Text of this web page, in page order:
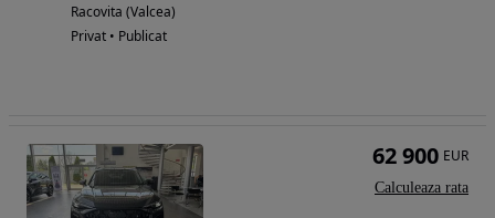
Racovita (Valcea)
Privat • Publicat
62 900 EUR
Calculeaza rata